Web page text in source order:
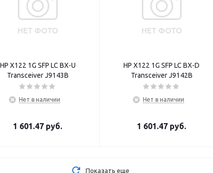
HP X122 1G SFP LC BX-U
Transceiver J9143B
Нет в наличии
1 601.47 руб.
HP X122 1G SFP LC BX-D
Transceiver J9142B
Нет в наличии
1 601.47 руб.
Показать еще